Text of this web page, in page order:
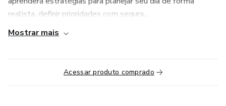
realista, definir prioridades com segura...
Mostrar mais
Acessar produto comprado